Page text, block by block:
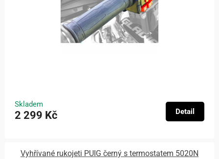
Skladem
2 299 Kč Detail
Vyhřívané rukojeti PUIG černý s termostatem 5020N